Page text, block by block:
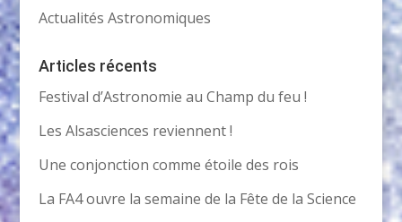
Actualités Astronomiques
Articles récents
Festival d’Astronomie au Champ du feu !
Les Alsasciences reviennent !
Une conjonction comme étoile des rois
La FA4 ouvre la semaine de la Fête de la Science